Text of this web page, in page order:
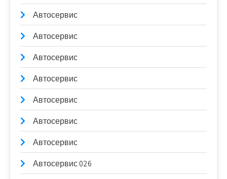
Автосервис
Автосервис
Автосервис
Автосервис
Автосервис
Автосервис
Автосервис
Автосервис 026